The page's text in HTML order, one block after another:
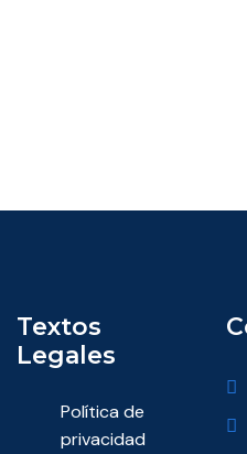
Textos
Legales
Política de
privacidad